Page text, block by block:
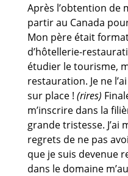
Après l’obtention de
partir au Canada
Mon père était
d’hôtellerie-
étudier le tourisme,
restauration. Je ne
sur place ! (rires)
m’inscrire dans la
grande tristesse.
regrets de ne pas
que je suis devenue
dans le domaine